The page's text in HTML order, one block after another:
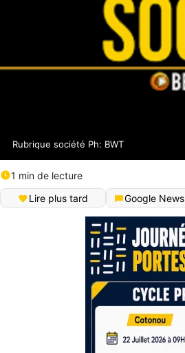
Rubrique société Ph: BWT
1 min de lecture
Lire plus tard
Google News